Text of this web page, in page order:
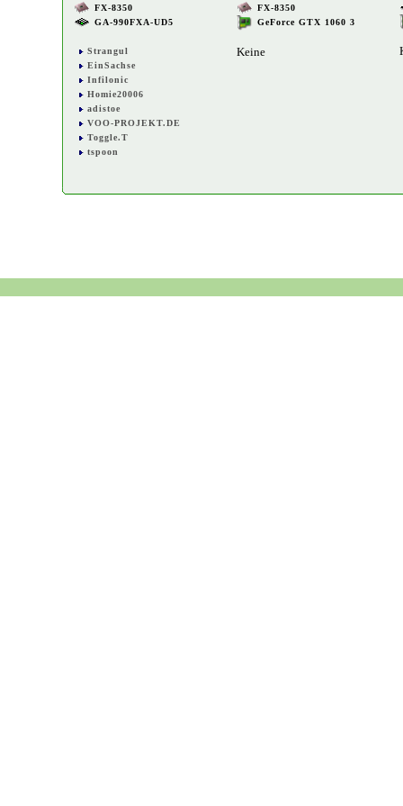
FX-8350
GA-990FXA-UD5
Strangul
EinSachse
Infilonic
Homie20006
adistoe
VOO-PROJEKT.DE
Toggle.T
tspoon
FX-8350
GeForce GTX 1060 3
Keine